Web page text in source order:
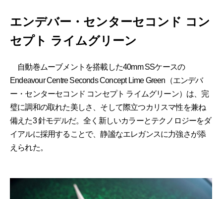
エンデバー・センターセコンド コン
セプト ライムグリーン
自動巻ムーブメントを搭載した40mm SSケースの
Endeavour Centre Seconds Concept Lime Green（エンデバ
ー・センターセコンド コンセプト ライムグリーン）は、完
璧に調和の取れた美しさ、そして際立つカリスマ性を兼ね
備えた3 針モデルだ。全く新しいカラーとテクノロジーをダ
イアルに採用することで、静謐なエレガンスに力強さが添
えられた。